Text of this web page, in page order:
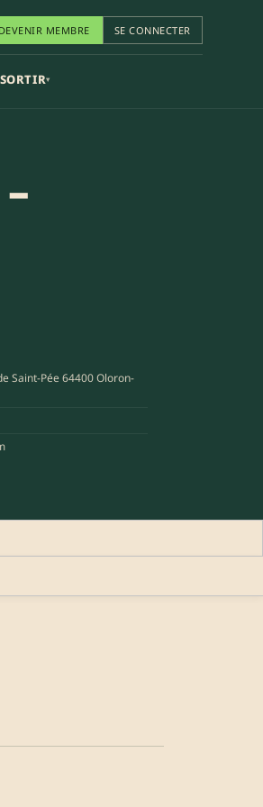
DEVENIR MEMBRE SE CONNECTER
SORTIR▾
Saint-Pée 64400 Oloron-